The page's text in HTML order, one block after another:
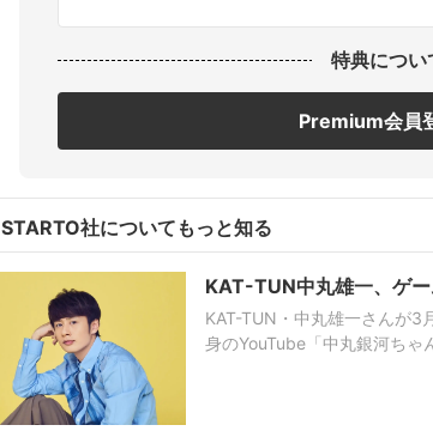
特典につい
Premium会員
STARTO社についてもっと知る
KAT-TUN中丸雄一、ゲ
KAT-TUN・中丸雄一さんが3
身のYouTube「中丸銀河ちゃ